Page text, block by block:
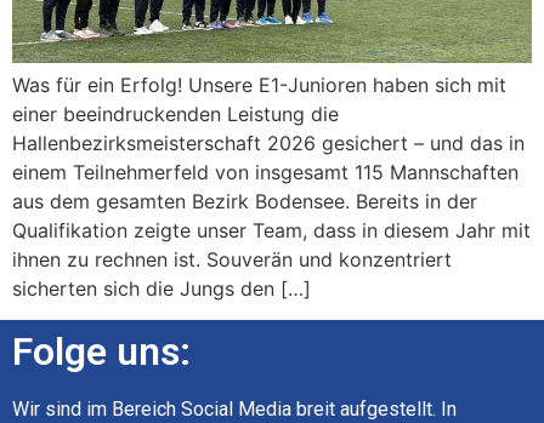
Was für ein Erfolg! Unsere E1-Junioren haben sich mit
einer beeindruckenden Leistung die
Hallenbezirksmeisterschaft 2026 gesichert – und das in
einem Teilnehmerfeld von insgesamt 115 Mannschaften
aus dem gesamten Bezirk Bodensee. Bereits in der
Qualifikation zeigte unser Team, dass in diesem Jahr mit
ihnen zu rechnen ist. Souverän und konzentriert
sicherten sich die Jungs den […]
Folge uns:
Wir sind im Bereich Social Media breit aufgestellt. In